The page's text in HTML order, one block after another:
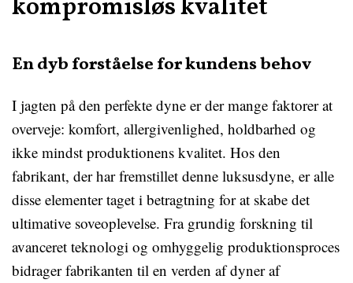
kompromisløs kvalitet
En dyb forståelse for kundens behov
I jagten på den perfekte dyne er der mange faktorer at
overveje: komfort, allergivenlighed, holdbarhed og
ikke mindst produktionens kvalitet. Hos den
fabrikant, der har fremstillet denne luksusdyne, er alle
disse elementer taget i betragtning for at skabe det
ultimative soveoplevelse. Fra grundig forskning til
avanceret teknologi og omhyggelig produktionsproces
bidrager fabrikanten til en verden af dyner af